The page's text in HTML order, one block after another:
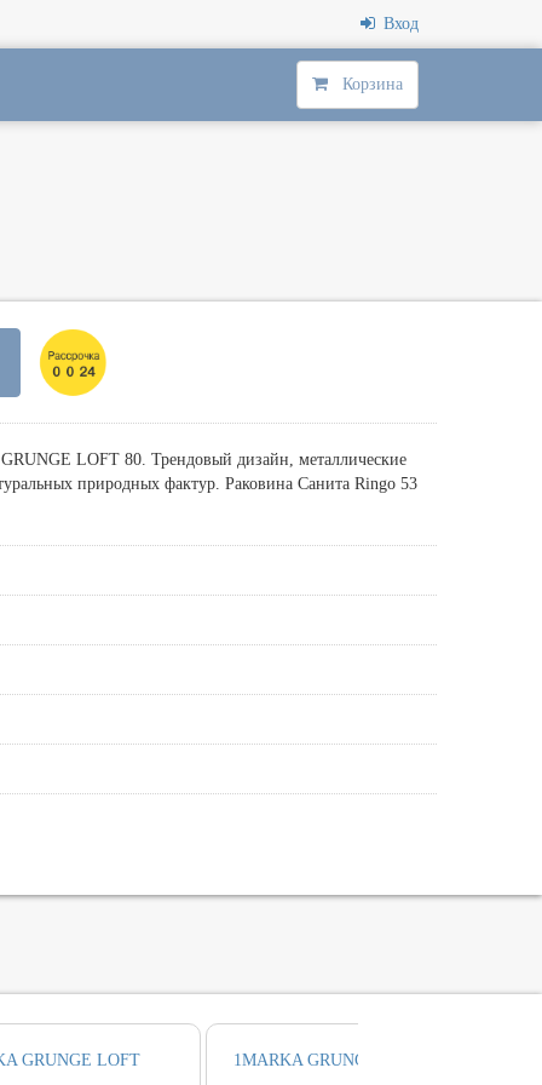
Вход
Корзина
LOFT 80. Трендовый дизайн, металлические
природных фактур. Раковина Санита Ringo 53
GRUNGE LOFT 1MARKA GRUNGE панель для ванны 170